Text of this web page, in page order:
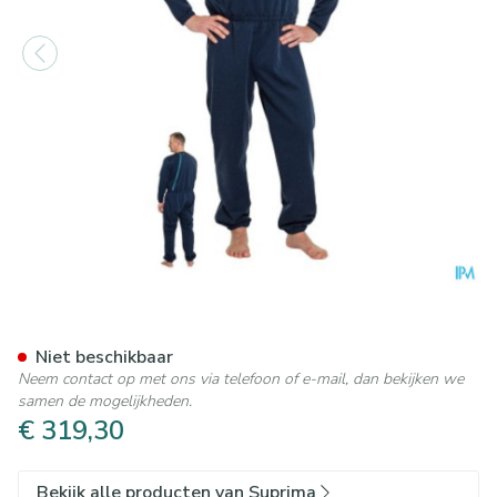
€ 319,30
Niet beschikbaar
Neem contact op met ons via telefoon of e-mail, dan bekijken we
samen de mogelijkheden.